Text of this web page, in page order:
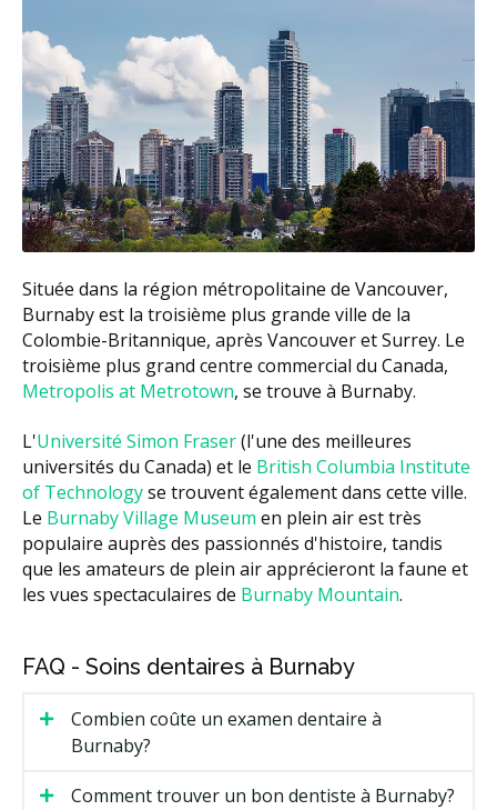
Située dans la région métropolitaine de Vancouver,
Burnaby est la troisième plus grande ville de la
Colombie-Britannique, après Vancouver et Surrey. Le
troisième plus grand centre commercial du Canada,
Metropolis at Metrotown, se trouve à Burnaby.
L'Université Simon Fraser(l'une des meilleures
universités du Canada) et le British Columbia Institute
of Technologyse trouvent également dans cette ville.
Le Burnaby Village Museum en plein air est très
populaire auprès des passionnés d'histoire, tandis
que les amateurs de plein air apprécieront la faune et
les vues spectaculaires de Burnaby Mountain.
FAQ - Soins dentaires à Burnaby
Combien coûte un examen dentaire à
Burnaby?
Comment trouver un bon dentiste à Burnaby?